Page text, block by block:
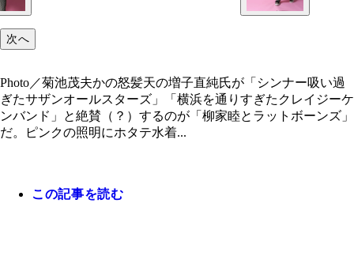
次へ
Photo／菊池茂夫かの怒髪天の増子直純氏が「シンナー吸い過
ぎたサザンオールスターズ」「横浜を通りすぎたクレイジーケ
ンバンド」と絶賛（？）するのが「柳家睦とラットボーンズ」
だ。ピンクの照明にホタテ水着...
この記事を読む